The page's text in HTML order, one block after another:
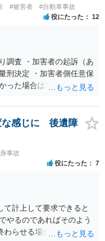
#被害者 #自動車事故
役にたった 12
調査 ・加害者の起訴（あ
刑決定 ・加害者側任意保
った場合は裁判） となり
ですので、率直にお答え
な感じに 後遺障
事故
役にたった 7
計上して要求できると
やるのであればそのよう
わらせる場合には、そこ